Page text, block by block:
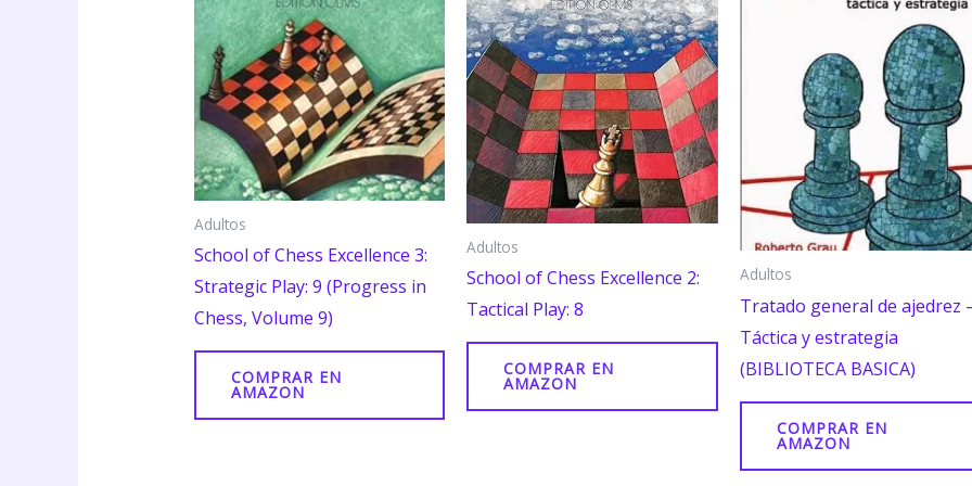
Adultos
School of Chess Excellence 3:
Strategic Play: 9 (Progress in
Chess, Volume 9)
COMPRAR EN
AMAZON
Adultos
School of Chess Excellence 2:
Tactical Play: 8
COMPRAR EN
AMAZON
Adultos
Tratado general de ajedrez
Táctica y estrategia
(BIBLIOTECA BASICA)
COMPRAR EN
AMAZON